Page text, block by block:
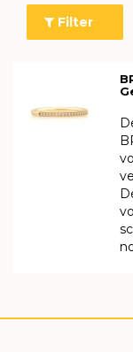
Filter